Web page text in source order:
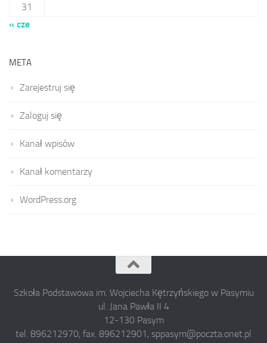
31
« cze
META
Zarejestruj się
Zaloguj się
Kanał wpisów
Kanał komentarzy
WordPress.org
Szkoła Podstawowa im. Wojciecha Kętrzyńskiego w Pasymiu
ul. Jana Pawła II 4
12-130 Pasym
tel. 896212970, fax. 896212901, sppasym@poczta.onet.pl